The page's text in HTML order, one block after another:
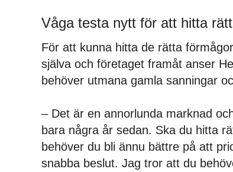
Våga testa nytt för att hitta
För att kunna hitta de rätta
själva och företaget framåt anser
behöver utmana gamla sanningar
– Det är en annorlunda marknad
bara några år sedan. Ska du hitta
behöver du bli ännu bättre på att
snabba beslut. Jag tror att du